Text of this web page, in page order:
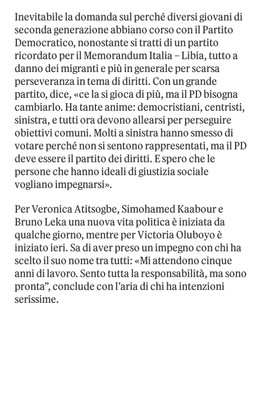
Inevitabile la domanda sul perché diversi giovani di
seconda generazione abbiano corso con il Partito
Democratico, nonostante si tratti di un partito
ricordato per il Memorandum Italia – Libia, tutto a
danno dei migranti e più in generale per scarsa
perseveranza in tema di diritti. Con un grande
partito, dice, «ce la si gioca di più, ma il PD bisogna
cambiarlo. Ha tante anime: democristiani, centristi,
sinistra, e tutti ora devono allearsi per perseguire
obiettivi comuni. Molti a sinistra hanno smesso di
votare perché non si sentono rappresentati, ma il PD
deve essere il partito dei diritti. E spero che le
persone che hanno ideali di giustizia sociale
vogliano impegnarsi».
Per Veronica Atitsogbe, Simohamed Kaabour e
Bruno Leka una nuova vita politica è iniziata da
qualche giorno, mentre per Victoria Oluboyo è
iniziato ieri. Sa di aver preso un impegno con chi ha
scelto il suo nome tra tutti: «Mi attendono cinque
anni di lavoro. Sento tutta la responsabilità, ma sono
pronta”, conclude con l’aria di chi ha intenzioni
serissime.